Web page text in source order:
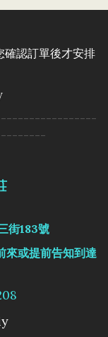
認訂單後才安排
街183號
來或提前告知到達